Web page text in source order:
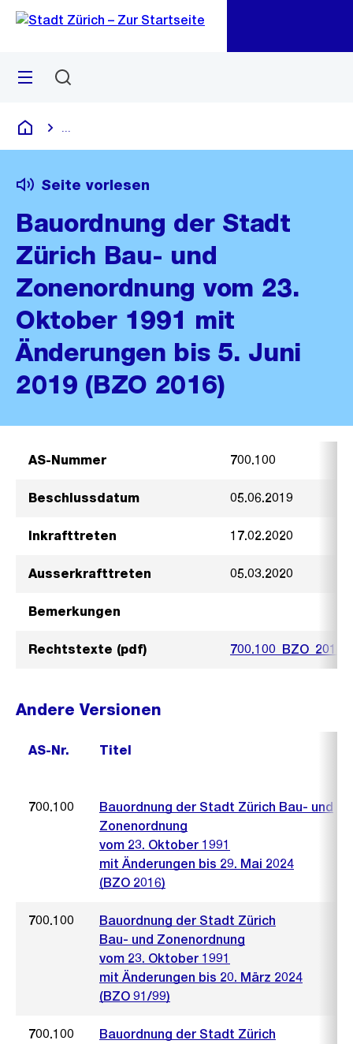
Navigation
Sprunglink
Menü
Deutsch
Seite vorlesen
Bauordnung der Stadt
Zürich Bau- und
Zonenordnung vom 23.
Oktober 1991 mit
Änderungen bis 5. Juni
2019 (BZO 2016)
AS-Nummer 700.100
Beschlussdatum 05.06.2019
Inkrafttreten 17.02.2020
Ausserkrafttreten 05.03.2020
Bemerkungen
Rechtstexte (pdf)
Andere Versionen
AS-Nr. Titel
700.100
Bauordnung der Stadt Zürich Bau- und
Zonenordnung
vom 23. Oktober 1991
mit Änderungen bis 29. Mai 2024
(BZO 2016)
700.100
Bauordnung der Stadt Zürich
Bau- und Zonenordnung
vom 23. Oktober 1991
mit Änderungen bis 20. März 2024
(BZO 91/99)
700.100
Bauordnung der Stadt Zürich